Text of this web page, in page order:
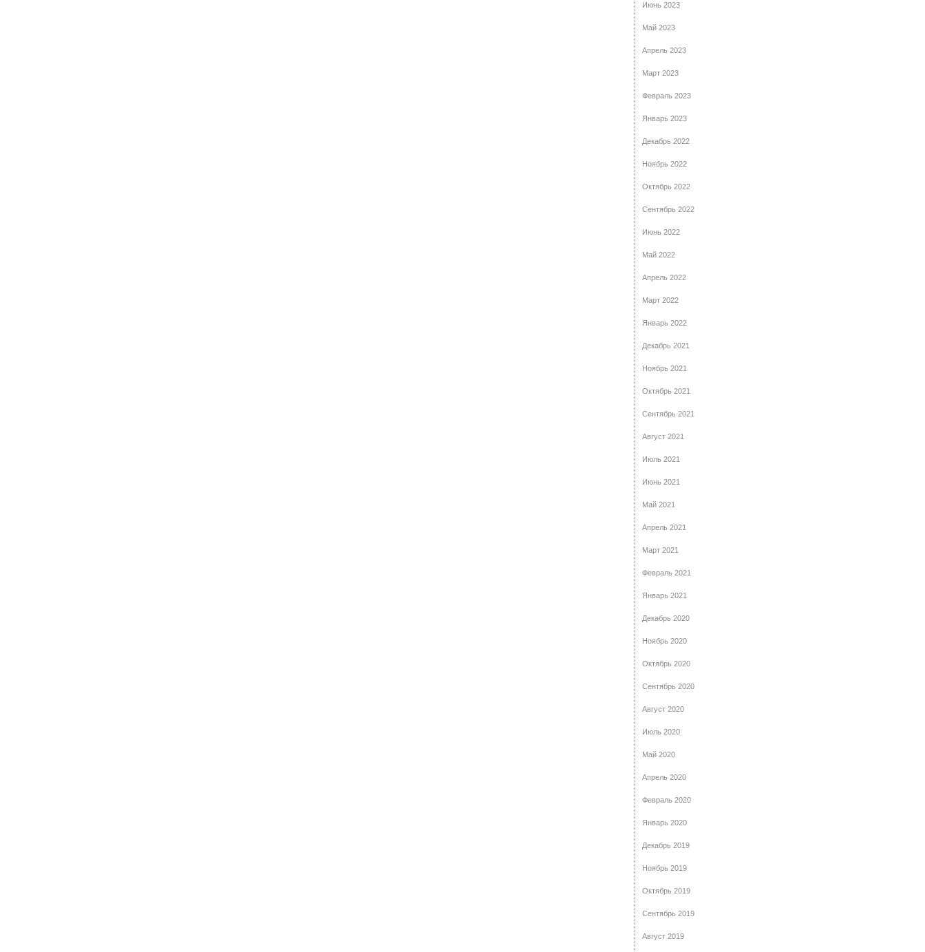
Июнь 2023
Май 2023
Апрель 2023
Март 2023
Февраль 2023
Январь 2023
Декабрь 2022
Ноябрь 2022
Октябрь 2022
Сентябрь 2022
Июнь 2022
Май 2022
Апрель 2022
Март 2022
Январь 2022
Декабрь 2021
Ноябрь 2021
Октябрь 2021
Сентябрь 2021
Август 2021
Июль 2021
Июнь 2021
Май 2021
Апрель 2021
Март 2021
Февраль 2021
Январь 2021
Декабрь 2020
Ноябрь 2020
Октябрь 2020
Сентябрь 2020
Август 2020
Июль 2020
Май 2020
Апрель 2020
Февраль 2020
Январь 2020
Декабрь 2019
Ноябрь 2019
Октябрь 2019
Сентябрь 2019
Август 2019